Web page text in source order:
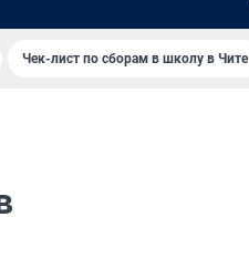
Чек-лист по сборам в школу в Чите